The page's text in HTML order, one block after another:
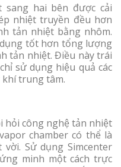
hai bên được cải
nhiệt truyền đều hơn
tản nhiệt bằng nhôm.
tốt hơn tổng lượng
tản nhiệt. Điều này trái
sử dụng hiệu quả các
trung tâm.
hỏi công nghệ tản nhiệt
chamber có thể là
Sử dụng Simcenter
minh một cách trực